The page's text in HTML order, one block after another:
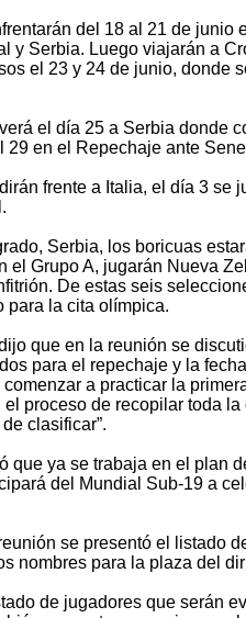
del 18 al 21 de junio
y Serbia. Luego viajarán a
el 23 y 24 de junio, donde
el día 25 a Serbia donde
29 en el Repechaje ante
frente a Italia, el día 3 se
Serbia, los boricuas
el Grupo A, jugarán Nueva
De estas seis
para la cita olímpica.
que en la reunión se
para el repechaje y la
comenzar a practicar la
el proceso de recopilar toda
clasificar”.
que ya se trabaja en el plan
del Mundial Sub-19 a
se presentó el listado
nombres para la plaza del
de jugadores que serán